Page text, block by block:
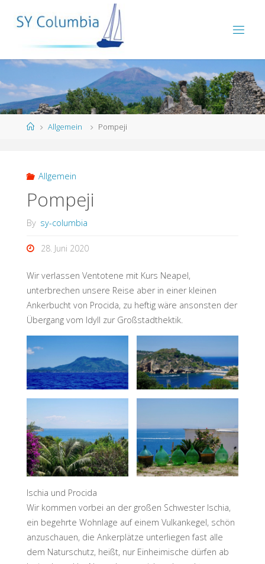
Allgemein Pompeji
Allgemein
Pompeji
By sy-columbia
28. Juni 2020
Wir verlassen Ventotene mit Kurs Neapel,
unterbrechen unsere Reise aber in einer kleinen
Ankerbucht von Procida, zu heftig wäre ansonsten der
Übergang vom Idyll zur Großstadthektik.
Ischia und Procida
Wir kommen vorbei an der großen Schwester Ischia,
ein begehrte Wohnlage auf einem Vulkankegel, schön
anzuschauen, die Ankerplätze unterliegen fast alle
dem Naturschutz, heißt, nur Einheimische dürfen ab